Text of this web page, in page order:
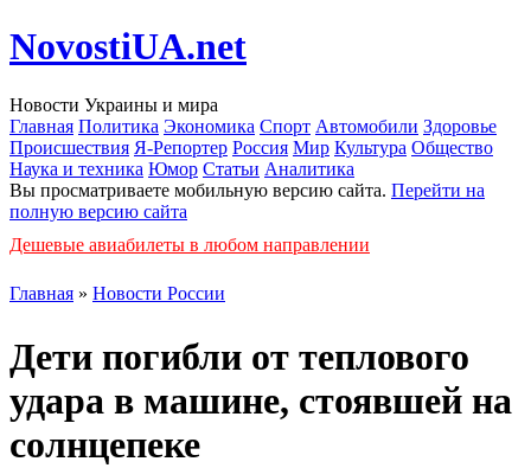
NovostiUA.net
Новости Украины и мира
Главная Политика Экономика Спорт Автомобили Здоровье
Происшествия Я-Репортер Россия Мир Культура Общество
Наука и техника Юмор Статьи Аналитика
Вы просматриваете мобильную версию сайта. Перейти на
полную версию сайта
Дешевые авиабилеты в любом направлении
Главная » Новости России
Дети погибли от теплового
удара в машине, стоявшей на
солнцепеке